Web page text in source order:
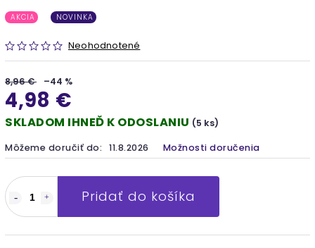
AKCIA NOVINKA
Neohodnotené
8,96 € –44 %
4,98 €
SKLADOM IHNEĎ K ODOSLANIU (5 ks)
Môžeme doručiť do: 11.8.2026 Možnosti doručenia
Pridať do košíka